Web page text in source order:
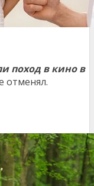
поход в кино в
отменял.